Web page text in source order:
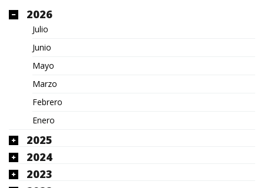
2026
Julio
Junio
Mayo
Marzo
Febrero
Enero
2025
2024
2023